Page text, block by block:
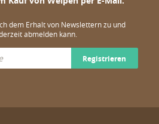
dem Erhalt von Newslettern zu und
abmelden kann.
Registrieren